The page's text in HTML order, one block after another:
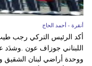
أنقرة - أحمد الحاج
أكد الرئيس التركي رجب
اللبناني جوزاف عون .وشدَد
ووحدة أراضي لبنان الشقيق